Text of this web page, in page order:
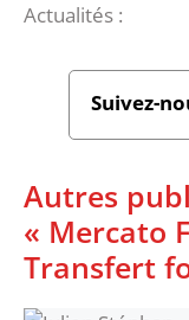
Actualités :
Suivez-
Autres
« Mercato
Transfert